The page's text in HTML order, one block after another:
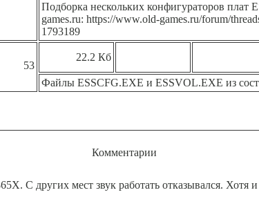
Подборка нескольких конфигураторов плат
games.ru: https://www.old-games.ru/forum/
1793189
53
22.2 Кб
Файлы ESSCFG.EXE и ESSVOL.EXE из
Комментарии
С других мест звук работать отказывался. Хотя